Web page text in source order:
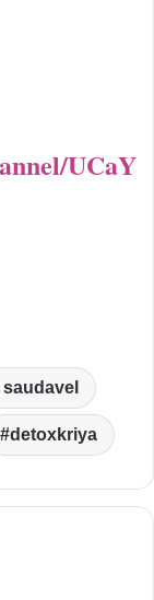
UCaY
detoxkriya